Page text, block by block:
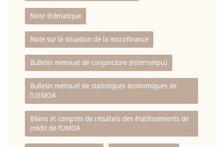
Note thématique
Note sur la situation de la microfinance
Bulletin mensuel de conjoncture (interrompu)
Bulletin mensuel de statistiques économiques de
l‘UEMOA
Bilans et comptes de résultats des établissements de
crédit de l‘UMOA